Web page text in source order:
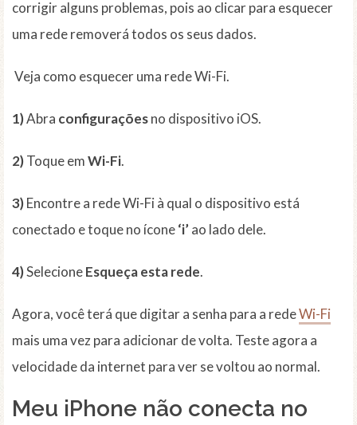
corrigir alguns problemas, pois ao clicar para esquecer
uma rede removerá todos os seus dados.
Veja como esquecer uma rede Wi-Fi.
1)Abra configuraçõesno dispositivo iOS.
2)Toque emWi-Fi.
3)Encontre a rede Wi-Fi à qual o dispositivo está
conectado e toque no ícone‘i’ ao lado dele.
4)SelecioneEsqueça esta rede.
Agora, você terá que digitar a senha para a redeWi-Fi
mais uma vez para adicionar de volta. Teste agora a
velocidade da internet para ver se voltou ao normal.
Meu iPhone não conecta no